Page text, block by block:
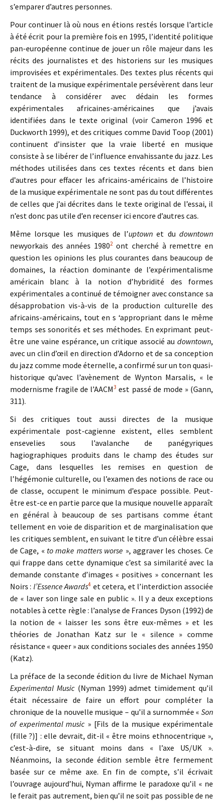
s’emparer d’autres personnes.
Pour continuer là où nous en étions restés lorsque l’article
à été écrit pour la première fois en 1995, l’identité politique
pan-européenne continue de jouer un rôle majeur dans les
récits des journalistes et des historiens sur les musiques
improvisées et expérimentales. Des textes plus récents qui
traitent de la musique expérimentale persévèrent dans leur
tendance à considérer avec dédain les formes
expérimentales africaines-américaines que j’avais
identifiées dans le texte original (voir Cameron 1996 et
Duckworth 1999), et des critiques comme David Toop (2001)
continuent d’insister que la vraie liberté en musique
consiste à se libérer de l’influence envahissante du jazz. Les
méthodes utilisées dans ces textes récents et dans bien
d’autres pour effacer les africains-américains de l’histoire
de la musique expérimentale ne sont pas du tout différentes
de celles que j’ai décrites dans le texte original de l’essai, il
n’est donc pas utile d’en recenser ici encore d’autres cas.
Même lorsque les musiques de l’uptown et du downtown
newyorkais des années 19802ont cherché à remettre en
question les opinions les plus courantes dans beaucoup de
domaines, la réaction dominante de l’expérimentalisme
américain blanc à la notion d’hybridité des formes
expérimentales a continué de témoigner avec constance sa
désapprobation vis-à-vis de la production culturelle des
africains-américains, tout en s ‘appropriant dans le même
temps ses sonorités et ses méthodes. En exprimant peut-
être une vaine espérance, un critique associé au downtown,
avec un clin d’œil en direction d’Adorno et de sa conception
du jazz comme mode éternelle, a confirmé sur un ton quasi-
historique qu’avec l’avènement de Wynton Marsalis, « le
modernisme fragile de l’AACM3 est passé de mode » (Gann,
311).
Si des critiques tout aussi directes de la musique
expérimentale post-cagienne existent, elles semblent
ensevelies sous l’avalanche de panégyriques
hagiographiques produits dans le champ des études sur
Cage, dans lesquelles les remises en question de
l’hégémonie culturelle, ou l’examen des notions de race ou
de classe, occupent le minimum d’espace possible. Peut-
être est-ce en partie parce que la musique nouvelle apparaît
en général à beaucoup de ses partisans comme étant
tellement en voie de disparition et de marginalisation que
les critiques semblent, en suivant le titre d’un célèbre essai
de Cage, « to make matters worse », aggraver les choses. Ce
qui frappe dans cette dynamique c’est sa similarité avec la
demande constante d’images « positives » concernant les
Noirs : l’Essence Awards4 et cetera, et l’interdiction associée
de « laver son linge sale en public ». Il y a deux exceptions
notables à cette règle : l’analyse de Frances Dyson (1992) de
la notion de « laisser les sons être eux-mêmes » et les
théories de Jonathan Katz sur le « silence » comme
résistance « queer » aux conditions sociales des années 1950
(Katz).
La préface de la seconde édition du livre de Michael Nyman
Experimental Music(Nyman 1999) admet timidement qu’il
était nécessaire de faire un effort pour compléter la
chronique de la nouvelle musique – qu’il a surnommée « Son
of experimental music » [Fils de la musique expérimentale
(fille ?)] : elle devrait, dit-il « être moins ethnocentrique »,
c’est-à-dire, se situant moins dans « l’axe US/UK ».
Néanmoins, la seconde édition semble être fermement
basée sur ce même axe. En fin de compte, s’il écrivait
l’ouvrage aujourd’hui, Nyman affirme le paradoxe qu’il « ne
le ferait pas autrement, bien qu’il ne soit pas possible de ne